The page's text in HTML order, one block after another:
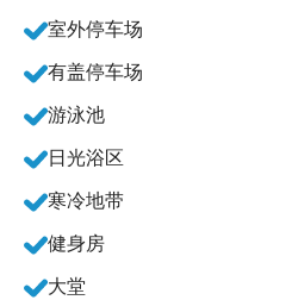
室外停车场
有盖停车场
游泳池
日光浴区
寒冷地带
健身房
大堂